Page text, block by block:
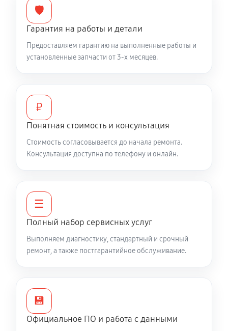
Не работает батарейный отсек
2970 руб
Не запускается тепловизионный прибор
Вертикальные-горизонтальные полосы в
видоискателе и на видео
5580 руб 60 минут
Полностью отсутствует изображение в
🛡️
Гарантия на работы и детали
Предоставляем гарантию на выполненные работы и
установленные запчасти от 3-х месяцев.
₽
Понятная стоимость и консультация
Стоимость согласовывается до начала ремонта.
Консультация доступна по телефону и онлайн.
☰
Полный набор сервисных услуг
Выполняем диагностику, стандартный и срочный
ремонт, а также постгарантийное обслуживание.
💾
Официальное ПО и работа с данными